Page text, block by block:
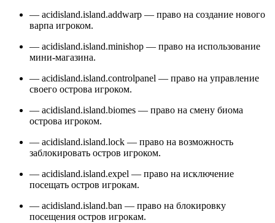
— acidisland.island.addwarp — право на создание нового
варпа игроком.
— acidisland.island.minishop — право на использование
мини-магазина.
— acidisland.island.controlpanel — право на управление
своего острова игроком.
— acidisland.island.biomes — право на смену биома
острова игроком.
— acidisland.island.lock — право на возможность
заблокировать остров игроком.
— acidisland.island.expel — право на исключение
посещать остров игрокам.
— acidisland.island.ban — право на блокировку
посещения остров игрокам.